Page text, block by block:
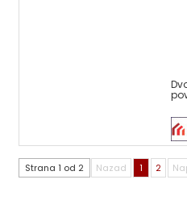
Strana 1 od 2 Nazad 1 2